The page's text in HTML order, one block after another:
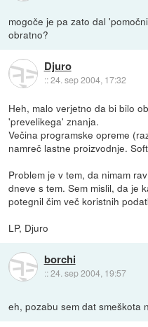
mogoče je pa zato dal
obratno?
Djuro
::24. sep 2004, 17:32
Heh, malo verjetno da bi bilo
'prevelikega' znanja.
Večina programske opreme
namreč lastne proizvodnje.
Problem je v tem, da nimam
dneve s tem. Sem mislil, da je
potegnil čim več koristnih
LP, Djuro
borchi
::24. sep 2004, 19:57
eh, pozabu sem dat smeškota